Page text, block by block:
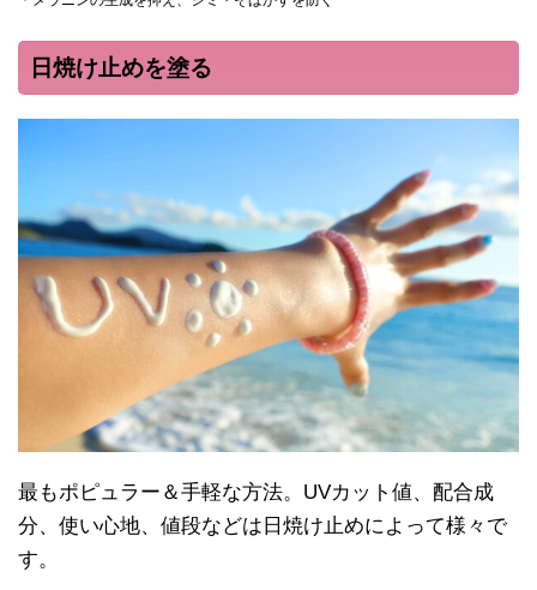
日焼け止めを塗る
最もポピュラー＆手軽な方法。UVカット値、配合成
分、使い心地、値段などは日焼け止めによって様々で
す。